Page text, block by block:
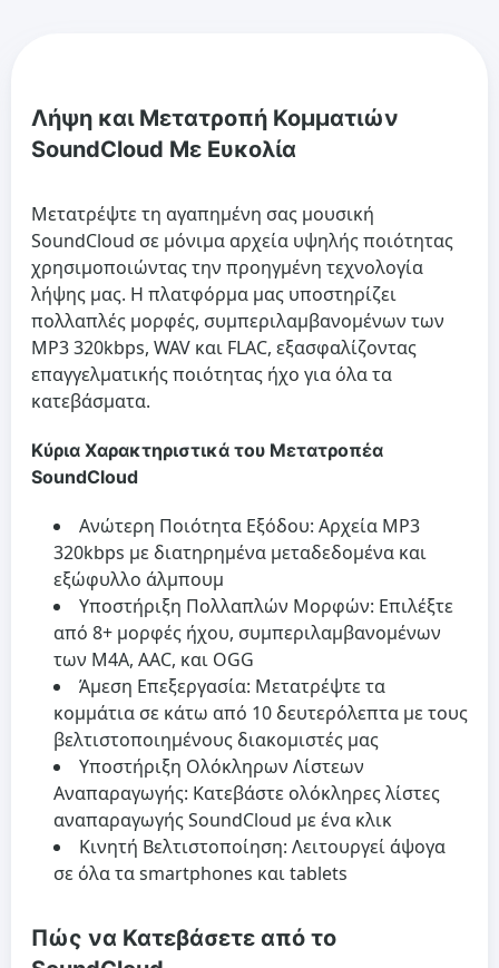
Λήψη και Μετατροπή Κομματιών
SoundCloud Με Ευκολία
Μετατρέψτε τη αγαπημένη σας μουσική
SoundCloud σε μόνιμα αρχεία υψηλής ποιότητας
χρησιμοποιώντας την προηγμένη τεχνολογία
λήψης μας. Η πλατφόρμα μας υποστηρίζει
πολλαπλές μορφές, συμπεριλαμβανομένων των
MP3 320kbps, WAV και FLAC, εξασφαλίζοντας
επαγγελματικής ποιότητας ήχο για όλα τα
κατεβάσματα.
Κύρια Χαρακτηριστικά του Μετατροπέα
SoundCloud
Ανώτερη Ποιότητα Εξόδου: Αρχεία MP3
320kbps με διατηρημένα μεταδεδομένα και
εξώφυλλο άλμπουμ
Υποστήριξη Πολλαπλών Μορφών: Επιλέξτε
από 8+ μορφές ήχου, συμπεριλαμβανομένων
των M4A, AAC, και OGG
Άμεση Επεξεργασία: Μετατρέψτε τα
κομμάτια σε κάτω από 10 δευτερόλεπτα με τους
βελτιστοποιημένους διακομιστές μας
Υποστήριξη Ολόκληρων Λίστεων
Αναπαραγωγής: Κατεβάστε ολόκληρες λίστες
αναπαραγωγής SoundCloud με ένα κλικ
Κινητή Βελτιστοποίηση: Λειτουργεί άψογα
σε όλα τα smartphones και tablets
Πώς να Κατεβάσετε από το